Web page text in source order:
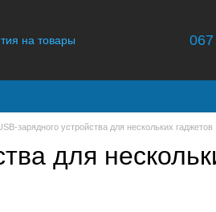
на товары
зарядного устройства для нескольких гаджетов
для